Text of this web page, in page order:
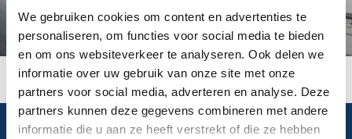
We gebruiken cookies om content en advertenties te
personaliseren, om functies voor social media te bieden
en om ons websiteverkeer te analyseren. Ook delen we
informatie over uw gebruik van onze site met onze
partners voor social media, adverteren en analyse. Deze
partners kunnen deze gegevens combineren met andere
informatie die u aan ze heeft verstrekt of die ze hebben